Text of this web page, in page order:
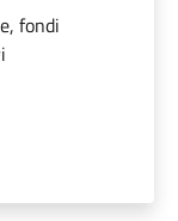
fondi